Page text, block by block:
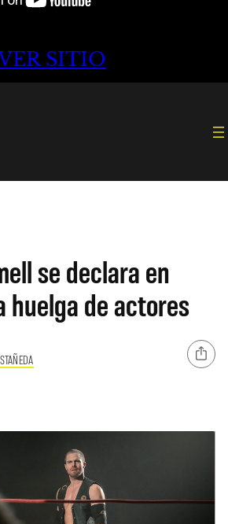
SITIO
se declara en
huelga de actores